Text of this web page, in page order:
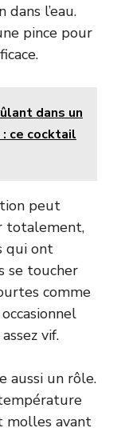
l’eau.
pince pour
dans un
ce cocktail
peut
totalement,
qui ont
se toucher
comme
vif.
aussi un rôle.
molles avant